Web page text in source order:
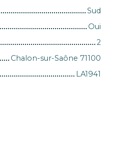
Sud
Oui
2
Chalon-sur-Saône 71100
LA1941